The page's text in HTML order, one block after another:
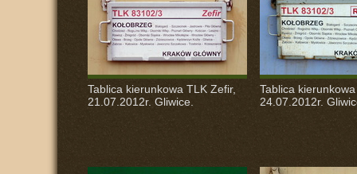
Tablica kierunkowa TLKZefir,
21.07.2012r. Gliwice.
Tablica
24.07.2012r.